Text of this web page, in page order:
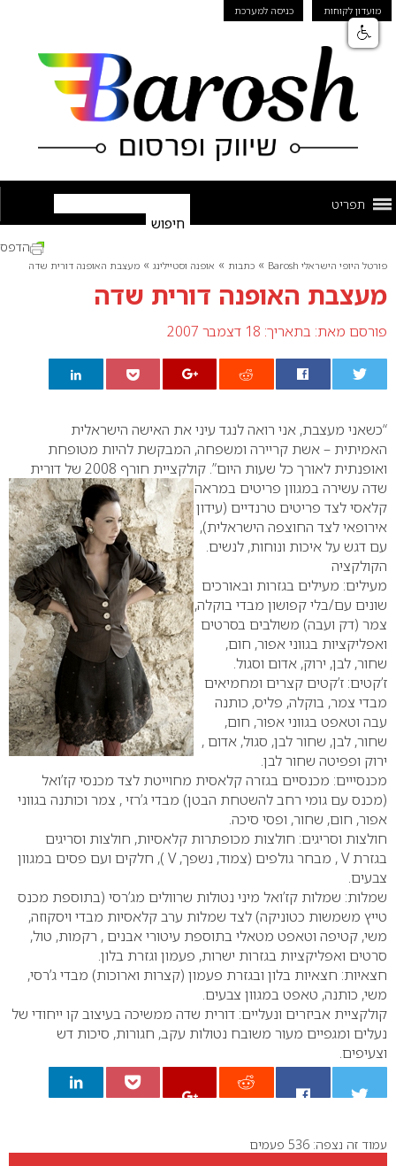
מועדון לקוחות כניסה למערכת
תפריט
פורטל היופי הישראלי Barosh » כתבות » אופנה וסטיילינג » מעצבת האופנה דורית שדה
מעצבת האופנה דורית שדה
פורסם מאת: בתאריך: 18 דצמבר 2007
הדפס
“כשאני מעצבת, אני רואה לנגד עיני את האישה הישראלית
האמיתית – אשת קריירה ומשפחה, המבקשת להיות מטופחת
ואופנתית לאורך כל שעות היום”. קולקציית חורף 2008 של דורית
שדה עשירה במגוון פריטים במראה
קלאסי לצד פריטים טרנדיים (עידון
אירופאי לצד החוצפה הישראלית),
עם דגש על איכות ונוחות, לנשים.
הקולקציה
מעילים: מעילים בגזרות ובאורכים
שונים עם/בלי קפושון מבדי בוקלה,
צמר (דק ועבה) משולבים בסרטים
ואפליקציות בגווני אפור, חום,
שחור, לבן, ירוק, אדום וסגול.
ז’קטים: ז’קטים קצרים ומחמיאים
מבדי צמר, בוקלה, פליס, כותנה
עבה וטאפט בגווני אפור, חום,
שחור, לבן, שחור לבן, סגול, אדום ,
ירוק ופפיטה שחור לבן.
מכנסייים: מכנסיים בגזרה קלאסית מחוייטת לצד מכנסי קז’ואל
(מכנס עם גומי רחב להשטחת הבטן) מבדי ג’רזי , צמר וכותנה בגווני
אפור, חום, שחור, ופסי סיכה.
חולצות וסריגים: חולצות מכופתרות קלאסיות, חולצות וסריגים
בגזרת V , מבחר גולפים (צמוד, נשפך, V ), חלקים ועם פסים במגוון
צבעים.
שמלות: שמלות קז’ואל מיני נטולות שרוולים מג’רסי (בתוספת מכנס
טייץ משמשות כטוניקה) לצד שמלות ערב קלאסיות מבדי ויסקוזה,
משי, קטיפה וטאפט מטאלי בתוספת עיטורי אבנים , רקמות, טול,
סרטים ואפליקציות בגזרות ישרות, פעמון וגזרת בלון.
חצאיות: חצאיות בלון ובגזרת פעמון (קצרות וארוכות) מבדי ג’רסי,
משי, כותנה, טאפט במגוון צבעים.
קולקציית אביזרים ונעליים: דורית שדה ממשיכה בעיצוב קו ייחודי של
נעלים ומגפיים מעור משובח נטולות עקב, חגורות, סיכות דש
וצעיפים.
0
עמוד זה נצפה: 536 פעמים